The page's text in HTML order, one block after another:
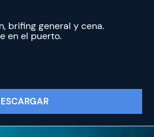
brifing general y cena.
en el puerto.